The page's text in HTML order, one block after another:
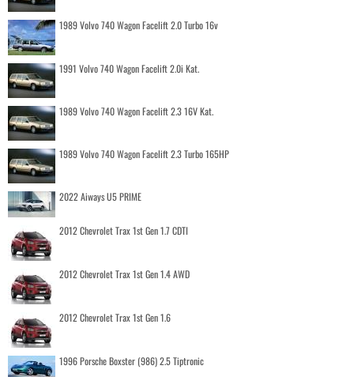
1989 Volvo 740 Wagon Facelift 2.0 Turbo 16v
1991 Volvo 740 Wagon Facelift 2.0i Kat.
1989 Volvo 740 Wagon Facelift 2.3 16V Kat.
1989 Volvo 740 Wagon Facelift 2.3 Turbo 165HP
2022 Aiways U5 PRIME
2012 Chevrolet Trax 1st Gen 1.7 CDTI
2012 Chevrolet Trax 1st Gen 1.4 AWD
2012 Chevrolet Trax 1st Gen 1.6
1996 Porsche Boxster (986) 2.5 Tiptronic